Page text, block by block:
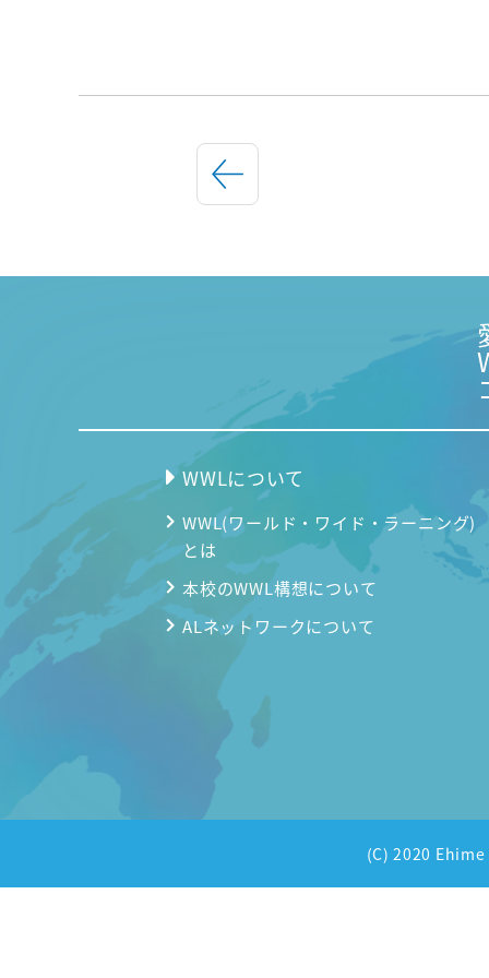
WWLについて
WWL(ワールド・ワイド・ラーニング)
とは
本校のWWL構想について
ALネットワークについて
(C) 2020